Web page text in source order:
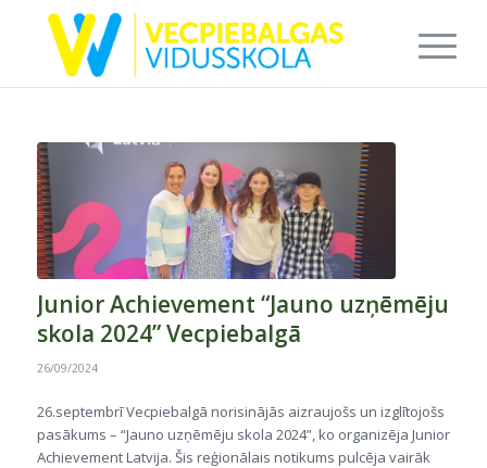
Junior Achievement “Jauno uzņēmēju
skola 2024” Vecpiebalgā
26/09/2024
26.septembrī Vecpiebalgā norisinājās aizraujošs un izglītojošs
pasākums – “Jauno uzņēmēju skola 2024”, ko organizēja Junior
Achievement Latvija. Šis reģionālais notikums pulcēja vairāk